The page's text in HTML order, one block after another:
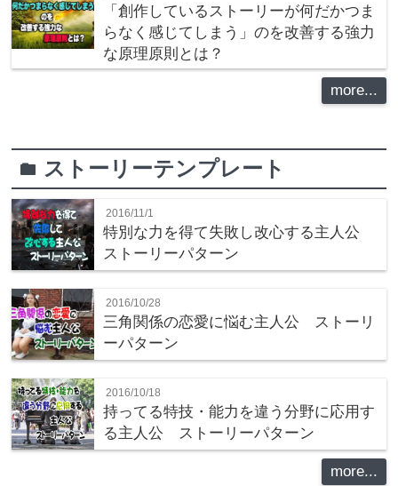
「創作しているストーリーが何だかつま
らなく感じてしまう」のを改善する強力
な原理原則とは？
more...
folder ストーリーテンプレート
2016/11/1
特別な力を得て失敗し改心する主人公
ストーリーパターン
2016/10/28
三角関係の恋愛に悩む主人公 ストーリ
ーパターン
2016/10/18
持ってる特技・能力を違う分野に応用す
る主人公 ストーリーパターン
more...